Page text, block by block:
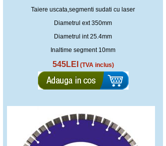
Taiere uscata,segmenti sudati cu laser
Diametrul ext 350mm
Diametrul int 25.4mm
Inaltime segment 10mm
545LEI (TVA inclus)